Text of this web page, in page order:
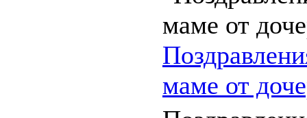
маме от